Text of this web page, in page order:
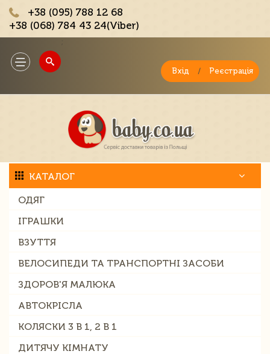
+38 (095) 788 12 68
+38 (068) 784 43 24(Viber)
Toggle
navigation
Вхід / Реєстрація
КАТАЛОГ
ОДЯГ
ІГРАШКИ
ВЗУТТЯ
ВЕЛОСИПЕДИ ТА ТРАНСПОРТНІ ЗАСОБИ
ЗДОРОВ'Я МАЛЮКА
АВТОКРІСЛА
КОЛЯСКИ 3 В 1, 2 В 1
ДИТЯЧУ КІМНАТУ